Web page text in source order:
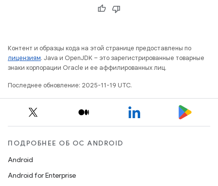
Контент и образцы кода на этой странице предоставлены по
лицензиям. Java и OpenJDK – это зарегистрированные товарные
знаки корпорации Oracle и ее аффилированных лиц.
Последнее обновление: 2025-11-19 UTC.
ПОДРОБНЕЕ ОБ ОС ANDROID
Android
Android for Enterprise